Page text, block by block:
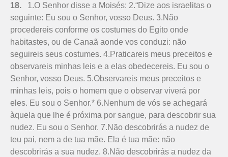
18. 1.O Senhor disse a Moisés: 2.“Dize aos israelitas o
seguinte: Eu sou o Senhor, vosso Deus. 3.Não
procedereis conforme os costumes do Egito onde
habitastes, ou de Canaã aonde vos conduzi: não
seguireis seus costumes. 4.Praticareis meus preceitos e
observareis minhas leis e a elas obedecereis. Eu sou o
Senhor, vosso Deus. 5.Observareis meus preceitos e
minhas leis, pois o homem que o observar viverá por
eles. Eu sou o Senhor.* 6.Nenhum de vós se achegará
àquela que lhe é próxima por sangue, para descobrir sua
nudez. Eu sou o Senhor. 7.Não descobrirás a nudez de
teu pai, nem a de tua mãe. Ela é tua mãe: não
descobrirás a sua nudez. 8.Não descobrirás a nudez da